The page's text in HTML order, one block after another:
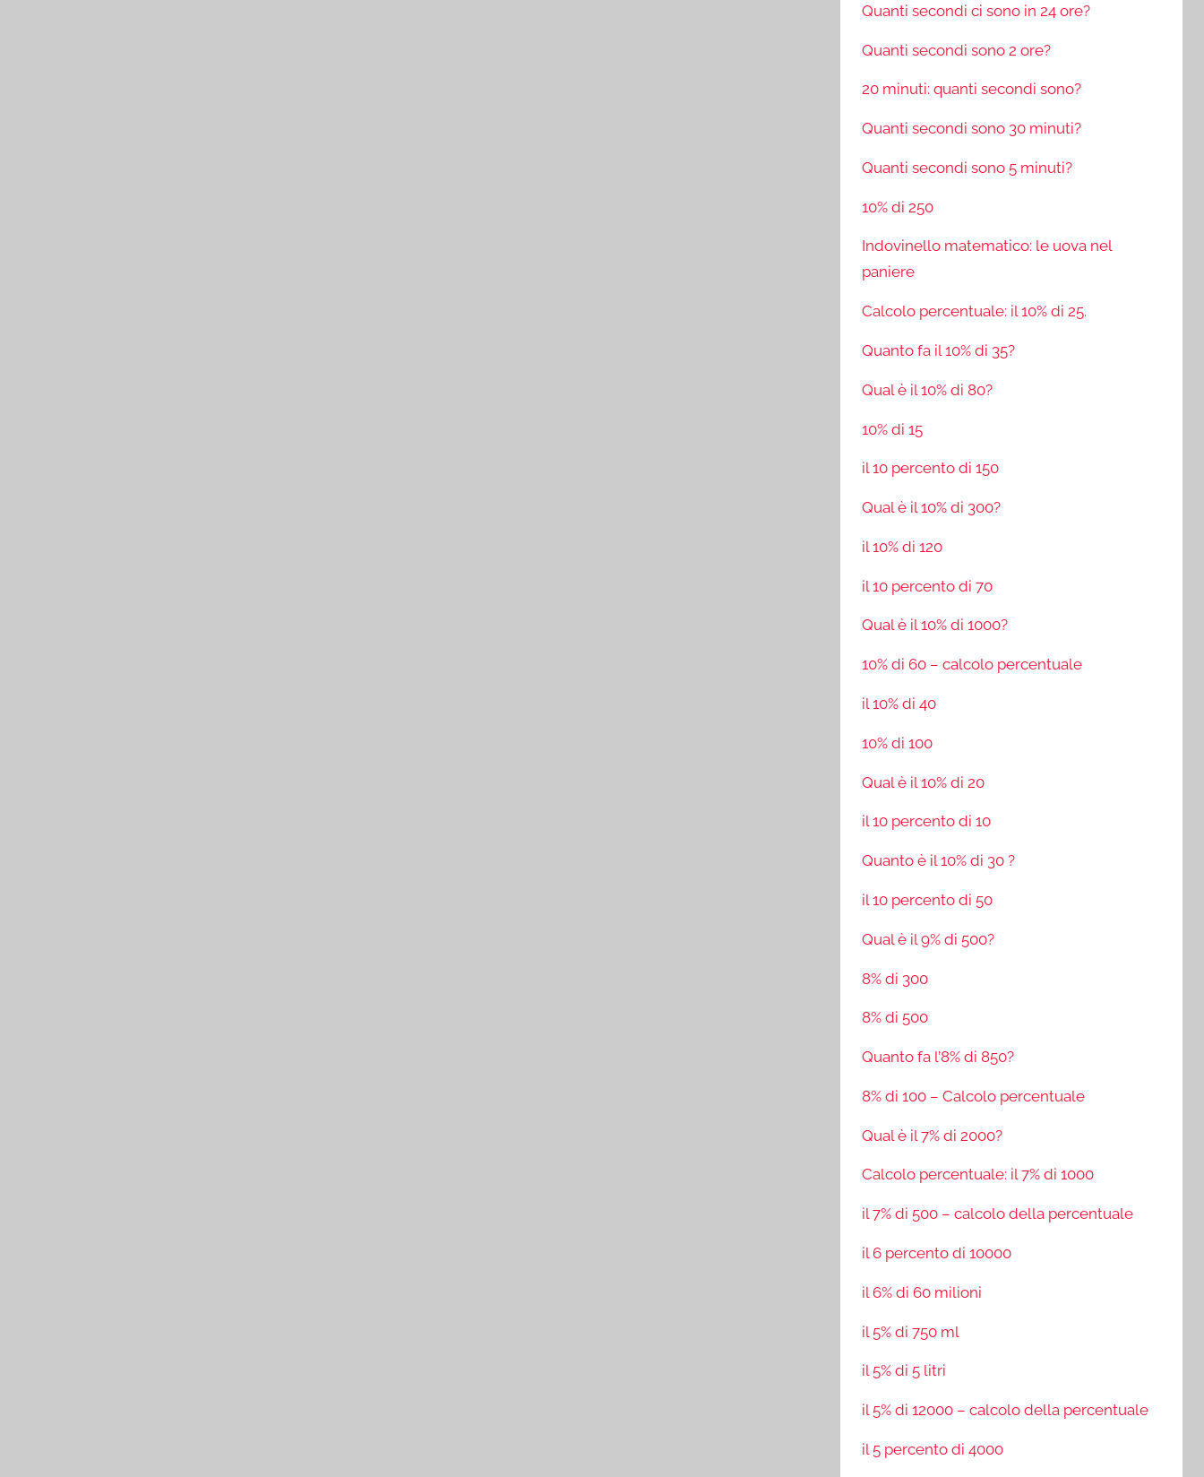
Quanti secondi ci sono in 24 ore?
Quanti secondi sono 2 ore?
20 minuti: quanti secondi sono?
Quanti secondi sono 30 minuti?
Quanti secondi sono 5 minuti?
10% di 250
Indovinello matematico: le uova nel
paniere
Calcolo percentuale: il 10% di 25.
Quanto fa il 10% di 35?
Qual è il 10% di 80?
10% di 15
il 10 percento di 150
Qual è il 10% di 300?
il 10% di 120
il 10 percento di 70
Qual è il 10% di 1000?
10% di 60 – calcolo percentuale
il 10% di 40
10% di 100
Qual è il 10% di 20
il 10 percento di 10
Quanto è il 10% di 30 ?
il 10 percento di 50
Qual è il 9% di 500?
8% di 300
8% di 500
Quanto fa l’8% di 850?
8% di 100 – Calcolo percentuale
Qual è il 7% di 2000?
Calcolo percentuale: il 7% di 1000
il 7% di 500 – calcolo della percentuale
il 6 percento di 10000
il 6% di 60 milioni
il 5% di 750 ml
il 5% di 5 litri
il 5% di 12000 – calcolo della percentuale
il 5 percento di 4000